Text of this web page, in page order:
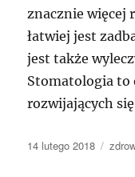
znacznie więcej
łatwiej jest
jest także
Stomatologia to
rozwijających
Data
14 lutego 2018